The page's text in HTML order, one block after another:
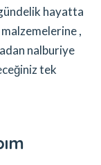
hayatta
,
nalburiye
tek